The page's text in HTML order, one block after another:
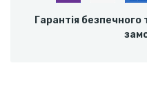
Гарантія